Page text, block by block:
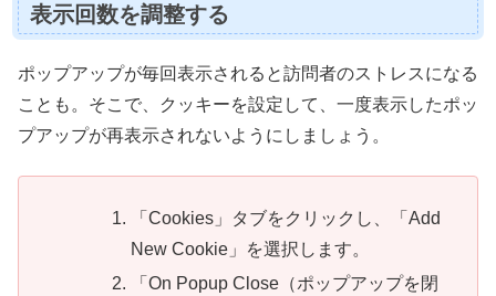
表示回数を調整する
ポップアップが毎回表示されると訪問者のストレスになる
ことも。そこで、クッキーを設定して、一度表示したポッ
プアップが再表示されないようにしましょう。
「Cookies」タブをクリックし、「Add
New Cookie」を選択します。
「On Popup Close（ポップアップを閉